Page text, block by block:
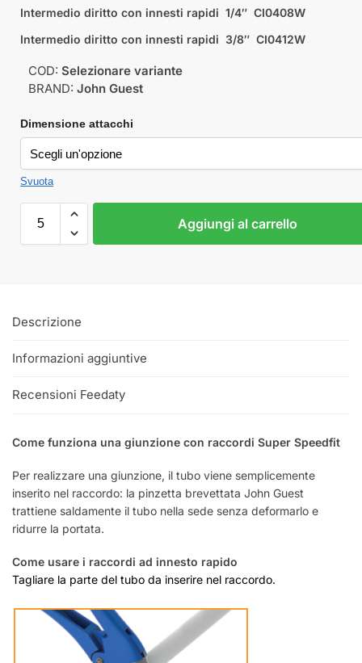
Intermedio diritto con innesti rapidi 1/4″ CI0408W
Intermedio diritto con innesti rapidi 3/8″ CI0412W
COD: Selezionare variante
BRAND: John Guest
Dimensione attacchi
Svuota
Aggiungi al carrello
Descrizione
Informazioni aggiuntive
Recensioni Feedaty
Come funziona una giunzione con raccordi Super Speedfit
Per realizzare una giunzione, il tubo viene semplicemente
inserito nel raccordo: la pinzetta brevettata John Guest
trattiene saldamente il tubo nella sede senza deformarlo e
ridurre la portata.
Come usare i raccordi ad innesto rapido
Tagliare la parte del tubo da inserire nel raccordo.